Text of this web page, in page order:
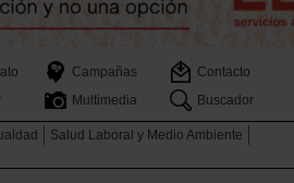
Campañas Contacto
Multimedia Buscador
Salud Laboral y Medio Ambiente